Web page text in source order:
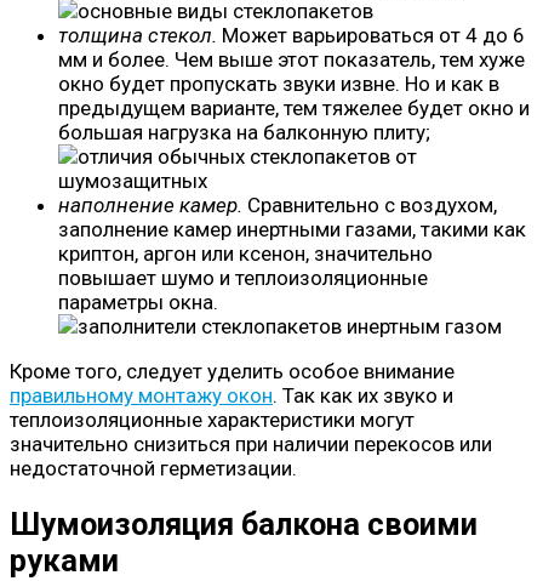
толщина стекол. Может варьироваться от 4 до 6
мм и более. Чем выше этот показатель, тем хуже
окно будет пропускать звуки извне. Но и как в
предыдущем варианте, тем тяжелее будет окно и
большая нагрузка на балконную плиту;
наполнение камер. Сравнительно с воздухом,
заполнение камер инертными газами, такими как
криптон, аргон или ксенон, значительно
повышает шумо и теплоизоляционные
параметры окна.
Кроме того, следует уделить особое внимание
правильному монтажу окон. Так как их звуко и
теплоизоляционные характеристики могут
значительно снизиться при наличии перекосов или
недостаточной герметизации.
Шумоизоляция балкона своими
руками